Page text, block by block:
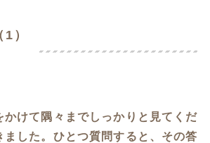
）
けて隅々までしっかりと見てくだ
した。ひとつ質問すると、その答